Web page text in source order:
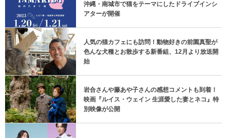
沖縄・南城市で猫をテーマにしたドライブインシ
アターが開催
人気の猫カフェにも訪問！動物好きの前園真聖が
色んな犬種とお散歩する新番組、12月より放送開
始
岩合さんや藤あや子さんの感想コメントも到着！
映画『ルイス・ウェイン 生涯愛した妻とネコ』特
別映像が公開